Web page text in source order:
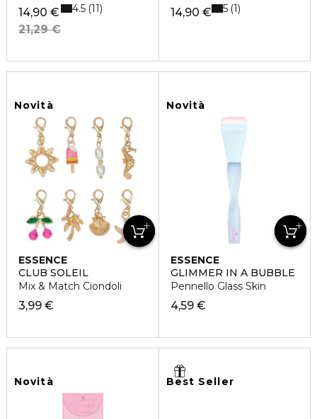
14,90 €
21,29 €
4.5 11 14,90 € 5 1
Novità
ESSENCE
CLUB SOLEIL
Mix & Match Ciondoli
3,99 €
Novità
ESSENCE
GLIMMER IN A BUBBLE
Pennello Glass Skin
4,59 €
Novità Best Seller